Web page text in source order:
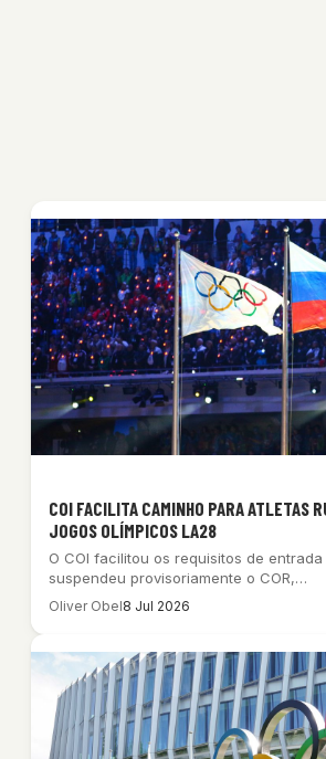
COI FACILITA CAMINHO PARA ATLETAS
JOGOS OLÍMPICOS LA28
O COI facilitou os requisitos de
suspendeu provisoriamente o COR,…
Oliver Obel8 Jul 2026